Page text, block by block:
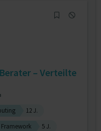
– Verteilte
12 J.
Framework 5 J.